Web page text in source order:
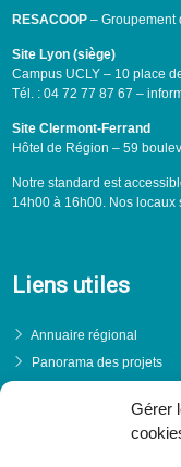
Gérer
RESACOOP– Groupement
Site Lyon (siège)
Campus UCLY – 10 place
Tél. : 04 72 77 87 67 –
Site Clermont-Ferrand
Hôtel de Région – 59
Notre standard est
14h00 à 16h00. Nos
Liens utiles
Annuaire régional
Panorama des projets